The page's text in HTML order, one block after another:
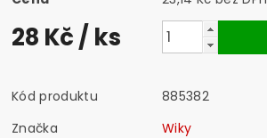
28 Kč/ ks
Kód produktu
885382
Značka
Wiky